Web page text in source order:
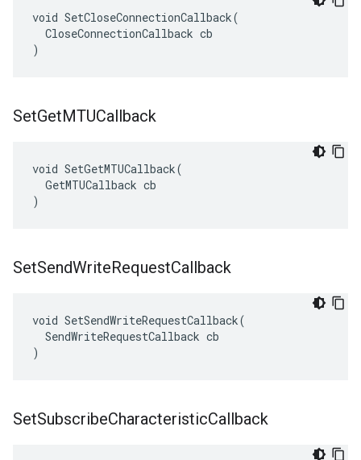
void SetCloseConnectionCallback(
  CloseConnectionCallback cb
)
SetGetMTUCallback
void SetGetMTUCallback(
  GetMTUCallback cb
)
SetSendWriteRequestCallback
void SetSendWriteRequestCallback(
  SendWriteRequestCallback cb
)
SetSubscribeCharacteristicCallback